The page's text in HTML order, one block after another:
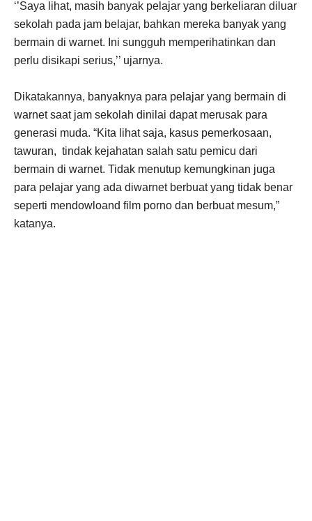
‘’Saya lihat, masih banyak pelajar yang berkeliaran diluar
sekolah pada jam belajar, bahkan mereka banyak yang
bermain di warnet. Ini sungguh memperihatinkan dan
perlu disikapi serius,’’ ujarnya.
Dikatakannya, banyaknya para pelajar yang bermain di
warnet saat jam sekolah dinilai dapat merusak para
generasi muda. “Kita lihat saja, kasus pemerkosaan,
tawuran, tindak kejahatan salah satu pemicu dari
bermain di warnet. Tidak menutup kemungkinan juga
para pelajar yang ada diwarnet berbuat yang tidak benar
seperti mendowloand film porno dan berbuat mesum,”
katanya.